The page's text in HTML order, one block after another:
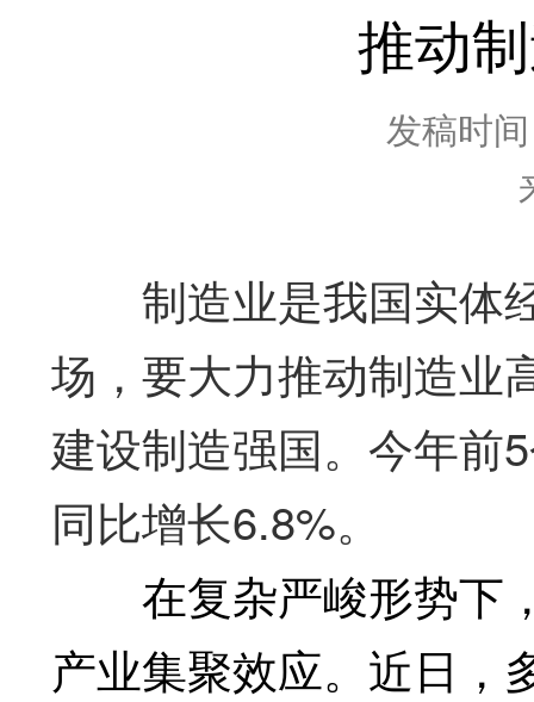
推动
发稿时
制造业是我国实体
场，要大力推动制造业
建设制造强国。今年前
同比增长6.8%。
在复杂严峻形势下
产业集聚效应。近日，